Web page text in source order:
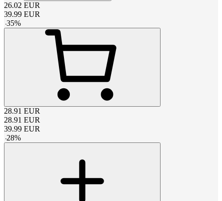
26.02 EUR
39.99 EUR
-35%
28.91 EUR
28.91 EUR
39.99 EUR
-28%